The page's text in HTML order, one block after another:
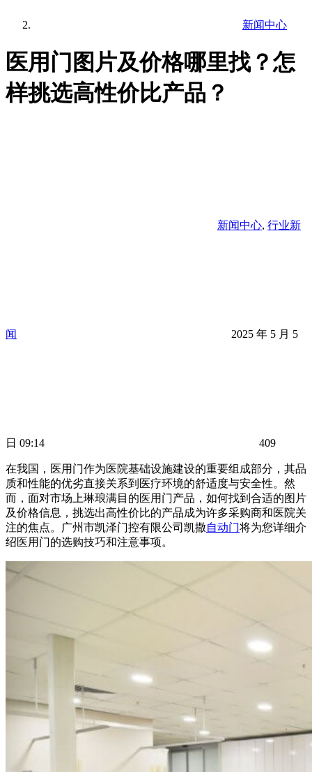
新闻中心
医用门图片及价格哪里找？怎
样挑选高性价比产品？
新闻中心, 行业新
闻 2025 年 5 月 5
日 09:14 409
在我国，医用门作为医院基础设施建设的重要组成部分，其品
质和性能的优劣直接关系到医疗环境的舒适度与安全性。然
而，面对市场上琳琅满目的医用门产品，如何找到合适的图片
及价格信息，挑选出高性价比的产品成为许多采购商和医院关
注的焦点。广州市凯泽门控有限公司凯撒自动门将为您详细介
绍医用门的选购技巧和注意事项。